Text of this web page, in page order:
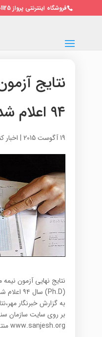
فروشگاه اینترنتی پرواز 09128501125 / 02122691010
نتایج
۹۴ اعلام شد
19 آگوست 2015 | اخبار
نتایج نهایی آزمون
(Ph.D) سال ۹۴ اعلام شد.
به گزارش خبرنگار
بر روی سایت سازمان
www.sanjesh.org منتشر شد.